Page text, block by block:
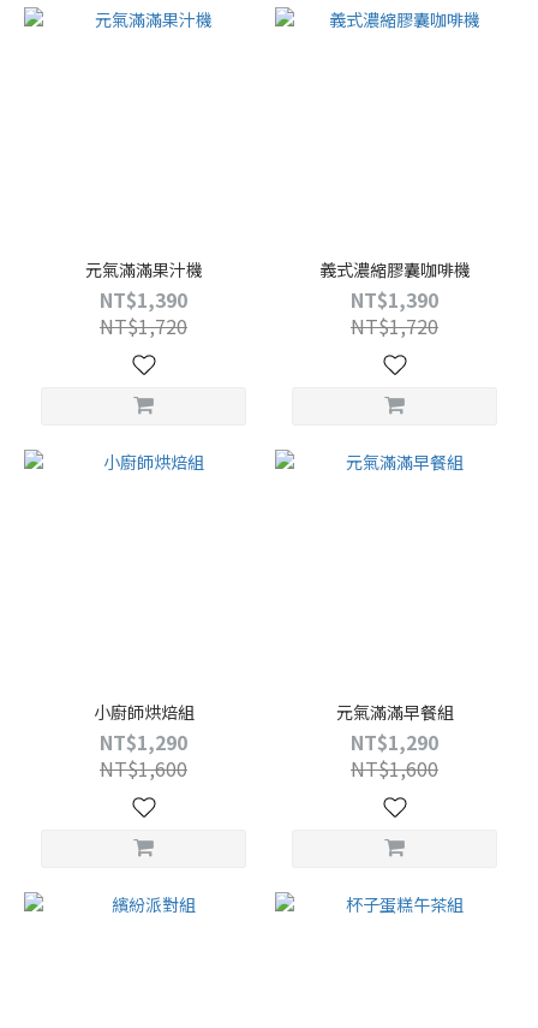
元氣滿滿果汁機
NT$1,390
NT$1,720
義式濃縮膠囊咖啡機
NT$1,390
NT$1,720
小廚師烘焙組
NT$1,290
NT$1,600
元氣滿滿早餐組
NT$1,290
NT$1,600